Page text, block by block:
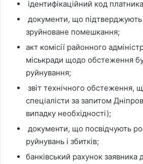
ідентифікаційний код
документи, що
зруйноване помешкання;
акт комісії районного
міськради щодо обстеження
руйнування;
звіт технічного обстеження,
спеціалісти за запитом
випадку необхідності);
документи, що посвідчують
руйнувань і збитків;
банківський рахунок заявника